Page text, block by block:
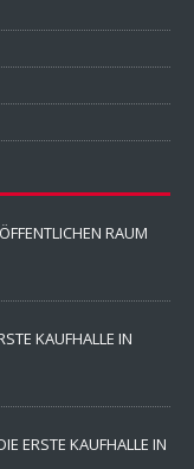
RAUM
KAUFHALLE IN
ERSTE KAUFHALLE IN